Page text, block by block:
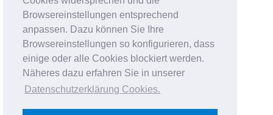
Browsereinstellungen entsprechend
anpassen. Dazu können Sie Ihre
Browsereinstellungen so konfigurieren, dass
einige oder alle Cookies blockiert werden.
Näheres dazu erfahren Sie in unserer
Datenschutzerklärung Cookies.